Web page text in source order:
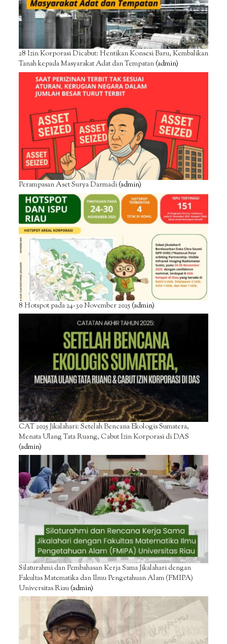
28 Izin Korporasi Dicabut: Hentikan Konsesi Baru, Kembalikan
Tanah kepada Masyarakat Adat dan Tempatan(admin)
Perampasan Aset Surya Darmadi(admin)
8 Hotspot pada 24-30 November 2025(admin)
CAT 2025 Jikalahari: Setelah Bencana Ekologis Sumatera,
Menata Ulang Tata Ruang, Cabut Izin Korporasi di DAS
(admin)
Silaturahmi dan Pembahasan Kerja Sama Jikalahari dengan
Fakultas Matematika dan Ilmu Pengetahuan Alam (FMIPA)
Universitas Riau(admin)